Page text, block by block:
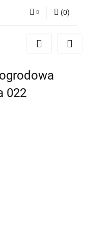
Zaloguj się
zgłoszenie
cookies
(0)
022